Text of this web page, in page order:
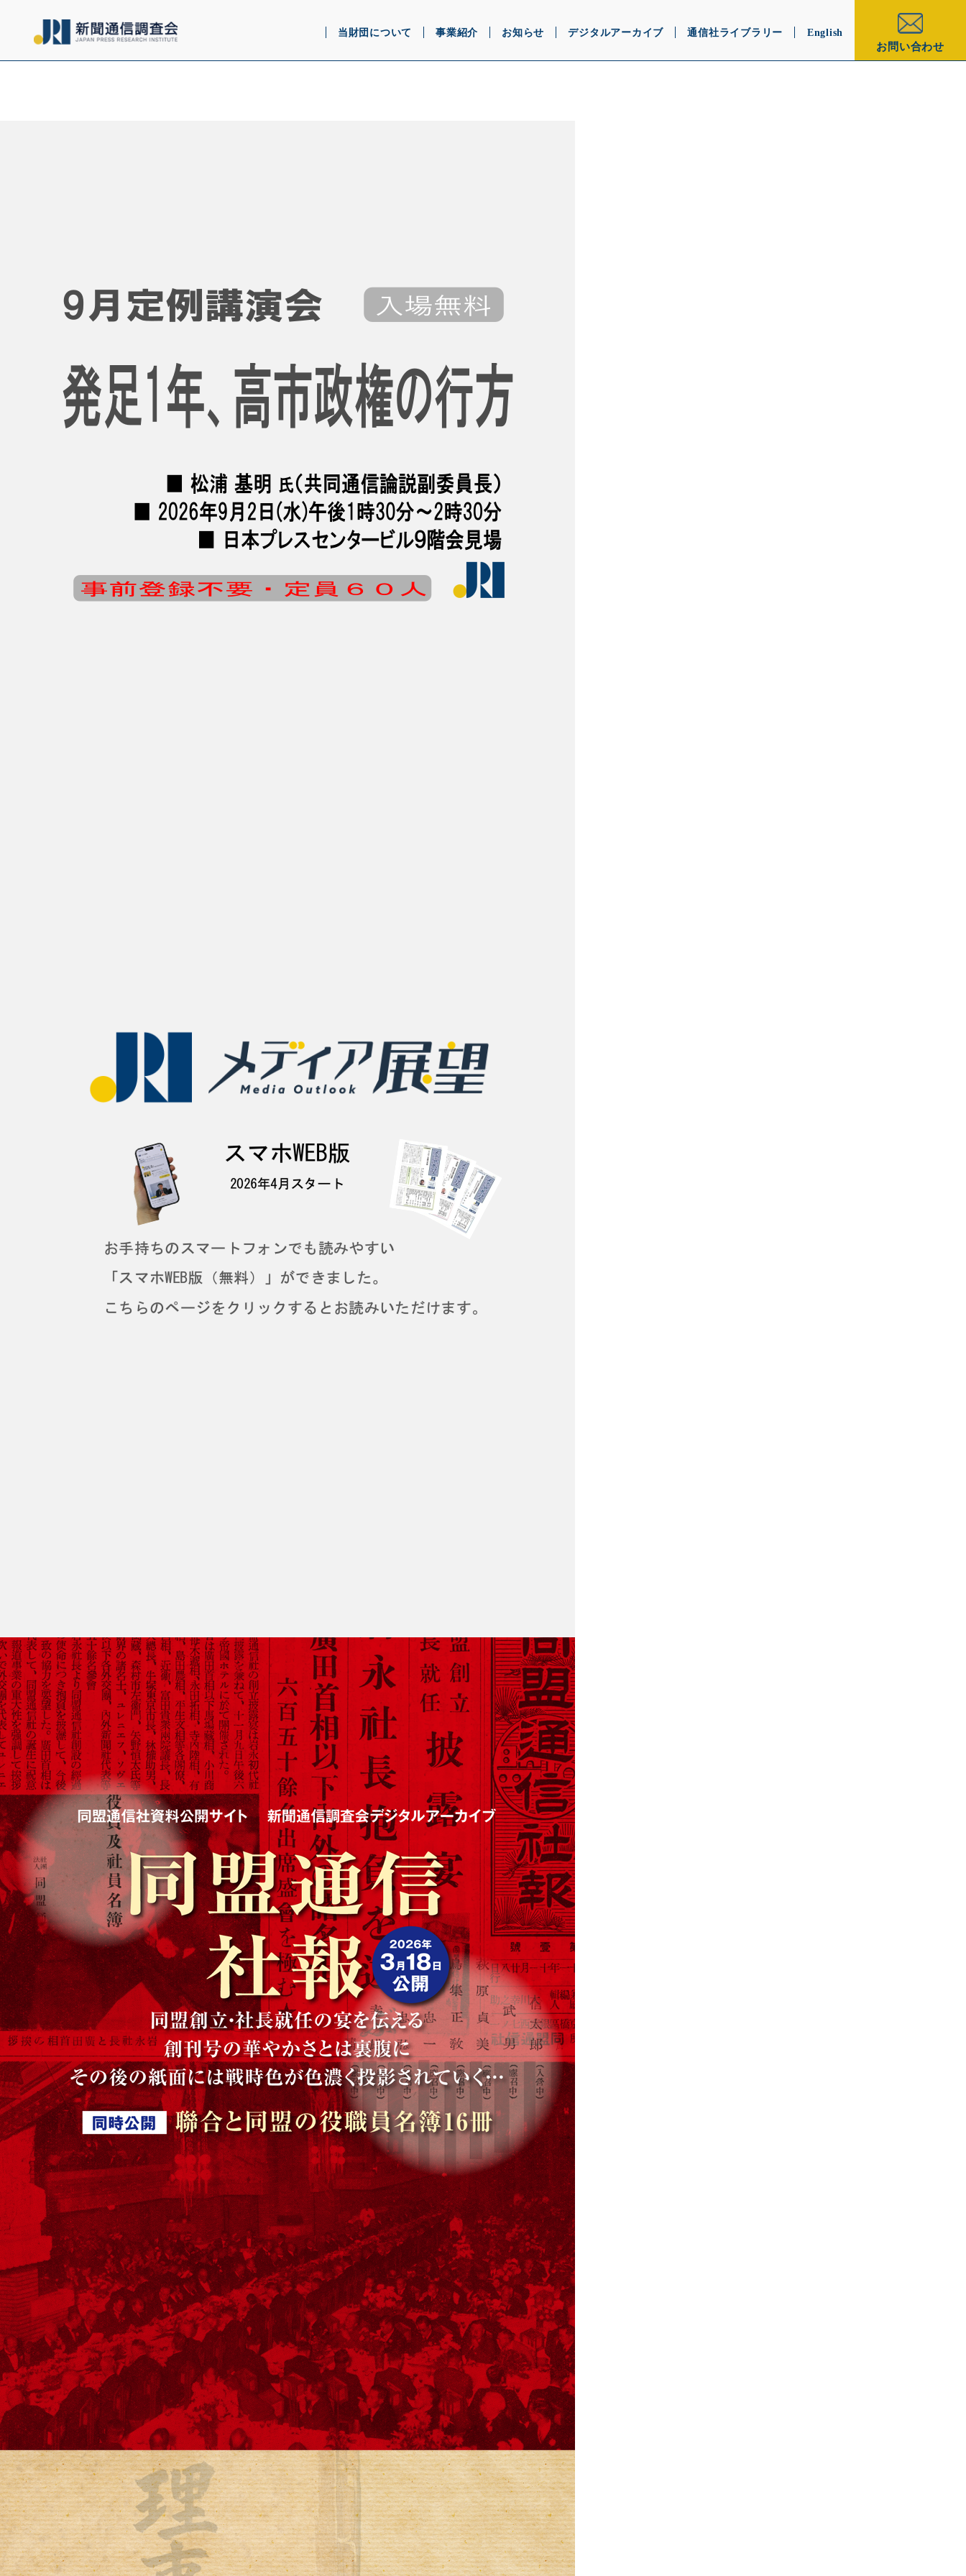
当財団について 事業紹介 お知らせ デジタルアーカイブ 通信社ライブラリー
English
お問い合わせ